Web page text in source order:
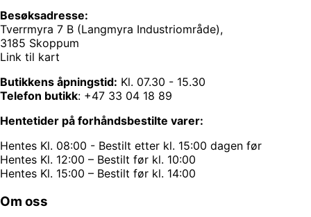
Besøksadresse:
Tverrmyra 7 B (Langmyra Industriområde),
3185 Skoppum
Link til kart
Butikkens åpningstid: Kl. 07.30 - 15.30
Telefon butikk: +47 33 04 18 89
Hentetider på forhåndsbestilte varer:
Hentes Kl. 08:00 - Bestilt etter kl. 15:00 dagen før
Hentes Kl. 12:00 – Bestilt før kl. 10:00
Hentes Kl. 15:00 – Bestilt før kl. 14:00
Om oss